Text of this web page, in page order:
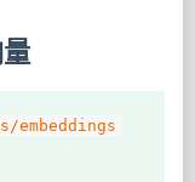
embeddings